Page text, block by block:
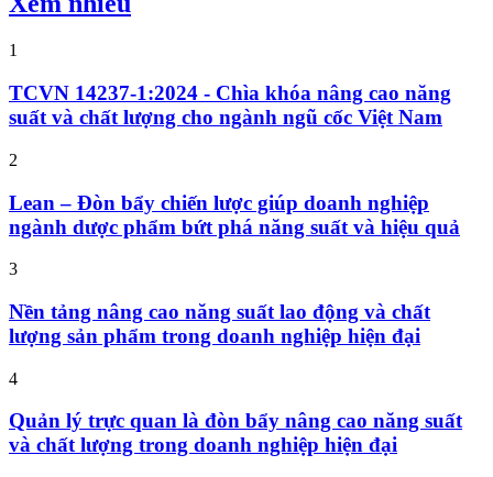
1
TCVN 14237-1:2024 - Chìa khóa nâng cao năng
suất và chất lượng cho ngành ngũ cốc Việt Nam
2
Lean – Đòn bẩy chiến lược giúp doanh nghiệp
ngành dược phẩm bứt phá năng suất và hiệu quả
3
Nền tảng nâng cao năng suất lao động và chất
lượng sản phẩm trong doanh nghiệp hiện đại
4
Quản lý trực quan là đòn bẩy nâng cao năng suất
và chất lượng trong doanh nghiệp hiện đại